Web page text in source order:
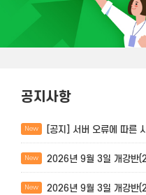
공지사항
New [공지] 서버 오류에 따른
New 2026년 9월 3일 개강반
New 2026년 9월 3일 개강반